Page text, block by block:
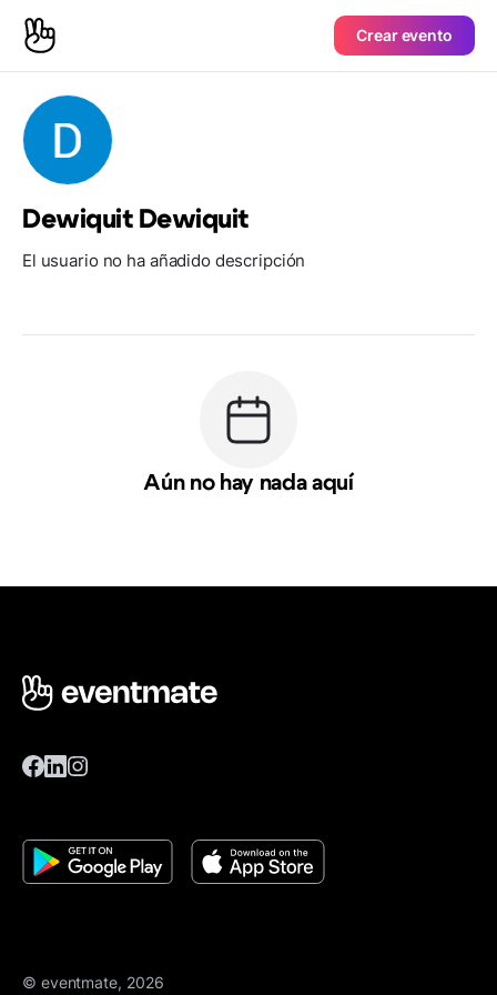
Crear evento
Dewiquit Dewiquit
El usuario no ha añadido descripción
Aún no hay nada aquí
© eventmate, 2026